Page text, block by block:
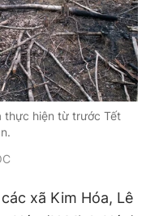
thực hiện từ trước Tết
xã Kim Hóa, Lê